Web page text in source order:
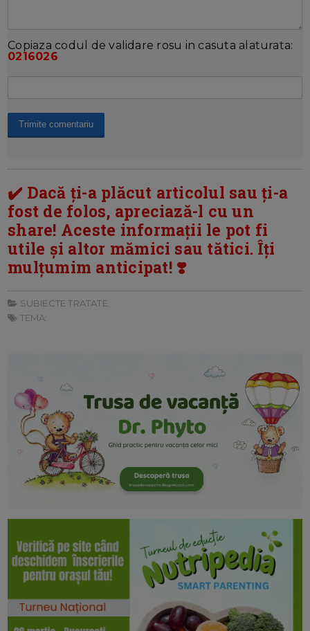
Copiaza codul de validare rosu in casuta alaturata:
0216026
✔️ Dacă ți-a plăcut articolul sau ți-a
fost de folos, apreciază-l cu un
share! Aceste informații le pot fi
utile și altor mămici sau tătici. Îți
mulțumim anticipat! ❣️
SUBIECTE TRATATE:
TEMA: